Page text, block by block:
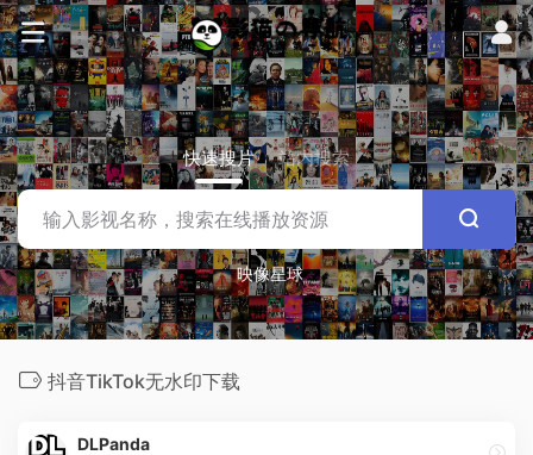
快速搜片 站内搜索
映像星球
抖音TikTok无水印下载
DLPanda